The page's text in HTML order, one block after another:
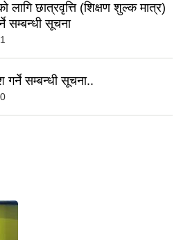
लागि छात्रवृत्ति (शिक्षण शुल्क मात्र)
सम्बन्धी सूचना
गर्ने सम्बन्धी सूचना..